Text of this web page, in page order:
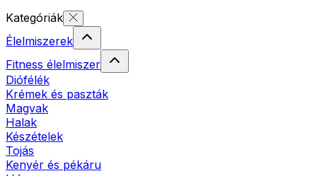
Kategóriák
Élelmiszerek
Fitness élelmiszer
Diófélék
Krémek és paszták
Magvak
Halak
Készételek
Tojás
Kenyér és pékáru